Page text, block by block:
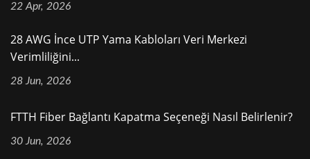
22 Apr, 2026
28 AWG İnce UTP Yama Kabloları Veri Merkezi
Verimliliğini...
28 Jun, 2026
FTTH Fiber Bağlantı Kapatma Seçeneği Nasıl Belirlenir?
30 Jun, 2026